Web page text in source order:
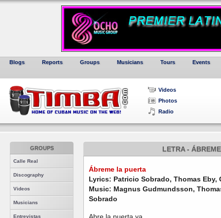
Blogs Reports Groups Musicians Tours Events
Videos
Photos
Radio
GROUPS
Calle Real
Discography
Videos
Musicians
Entrevistas
LETRA -
Ábreme la puerta
Lyrics: Patricio Sobrado, Thomas Eby,
Music: Magnus Gudmundsson,
Sobrado